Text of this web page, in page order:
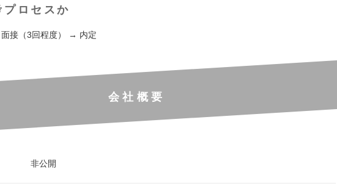
ロセスか
接（3回程度） → 内定
会社概要
非公開